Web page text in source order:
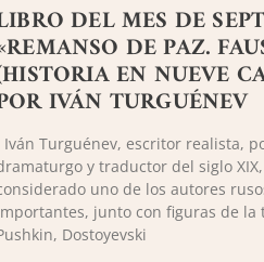
DEL MES DE
DE PAZ.
EN NUEVE
IVÁN TURGUÉNEV
Turguénev, escritor realista,
y traductor del siglo
uno de los autores
junto con figuras de la
Dostoyevski